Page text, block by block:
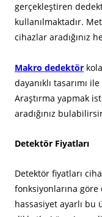
gerçekleştiren
kullanılmaktadır.
cihazlar aradığınız
Makro dedektör
dayanıklı tasarımı
Araştırma yapmak
aradığınız
Detektör Fiyatları
Detektör fiyatları
fonksiyonlarına
hassasiyet ayarlı bu